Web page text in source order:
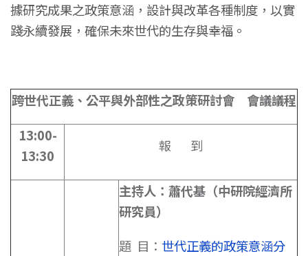
據研究成果之政策意涵，設計與改革各種制度，以實
踐永續發展，確保未來世代的生存與幸福。
跨世代正義、公平與外部性之政策研討會 會議議程
13:00-
13:30
報 到
主持人：蕭代基 （中研院經濟所
研究員）
題 目： 世代正義的政策意涵分